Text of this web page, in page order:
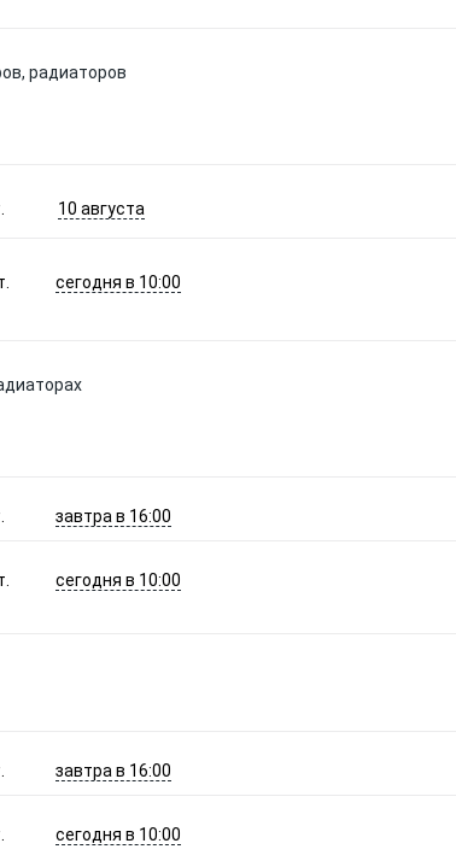
радиаторов
10 августа
сегодня в 10:00
завтра в 16:00
сегодня в 10:00
завтра в 16:00
сегодня в 10:00